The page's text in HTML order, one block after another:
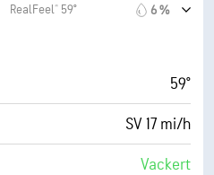
46° F
1 (Mörkt)
99 %
RealFeel® 59° 6 %
59°
SV 17 mi/h
Vackert